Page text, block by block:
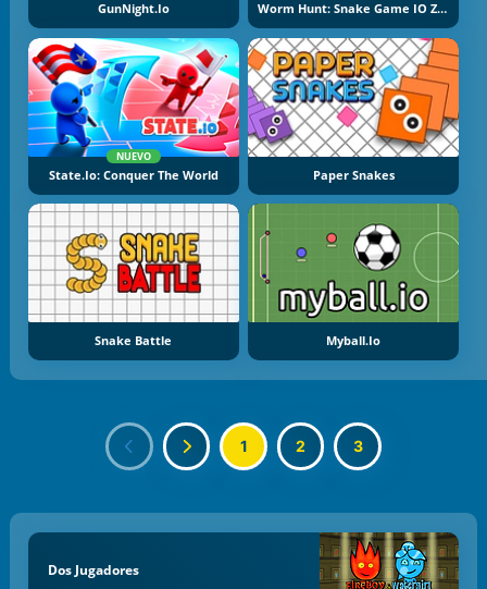
GunNight.io Worm Hunt: Snake Game IO Zone
NUEVO
State.io: Conquer The World Paper Snakes
Snake Battle Myball.io
1 2 3
Dos Jugadores